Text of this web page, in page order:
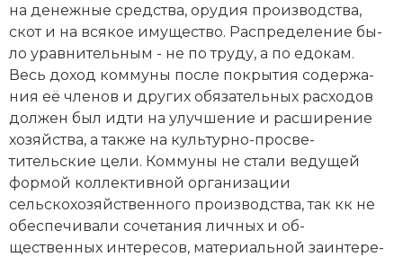
на де­неж­ные сред­ст­ва, ору­дия про­изводства,
скот и на вся­кое иму­ще­ст­во. Рас­пре­де­ле­ние бы­
ло урав­ни­тель­ным - не по тру­ду, а по едо­кам.
Весь до­ход ком­му­ны по­сле по­кры­тия со­дер­жа­
ния её чле­нов и других обя­за­тель­ных рас­хо­дов
дол­жен был ид­ти на улуч­ше­ние и рас­ши­ре­ние
хо­зяй­ст­ва, а так­же на куль­тур­но-про­све­
тительские це­ли. Ком­му­ны не ста­ли ве­ду­щей
фор­мой кол­лек­тив­ной ор­га­ни­за­ции
сельскохозяйственного про­из­вод­ст­ва, так кк не
обес­пе­чи­ва­ли со­че­та­ния лич­ных и об­
щественных ин­те­ре­сов, ма­те­ри­аль­ной за­ин­те­ре­